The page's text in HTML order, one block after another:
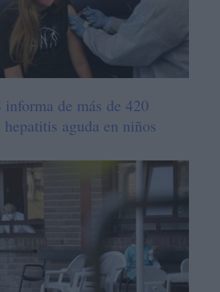
de más de 420
hepatitis aguda en niños